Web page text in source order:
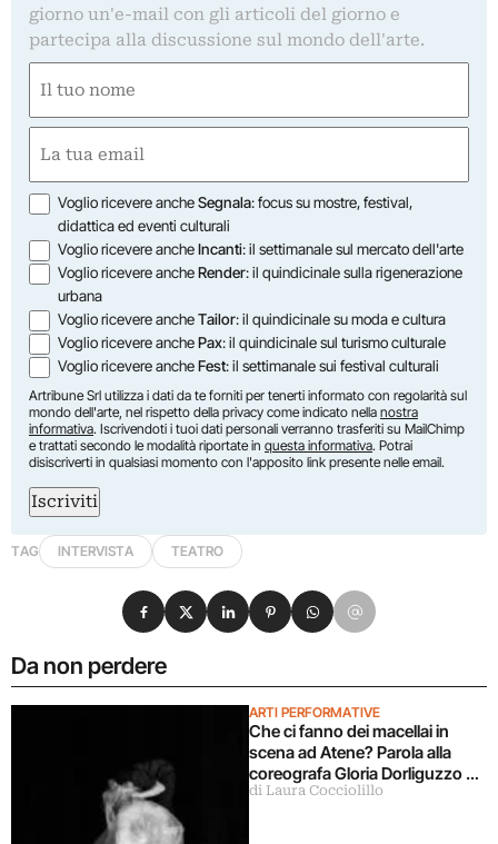
giorno un'e-mail con gli articoli del giorno e
partecipa alla discussione sul mondo dell'arte.
(Required)
First
(Required)
Opzioni
Voglio ricevere ancheSegnala: focus su mostre, festival,
didattica ed eventi culturali
Voglio ricevere ancheIncanti: il settimanale sul mercato dell'arte
Voglio ricevere ancheRender: il quindicinale sulla rigenerazione
urbana
Voglio ricevere ancheTailor: il quindicinale su moda e cultura
Voglio ricevere anchePax: il quindicinale sul turismo culturale
Voglio ricevere ancheFest: il settimanale sui festival culturali
Artribune Srl utilizza i dati da te forniti per tenerti informato con regolarità sul
mondo dell'arte, nel rispetto della privacy come indicato nella nostra
informativa. Iscrivendoti i tuoi dati personali verranno trasferiti su MailChimp
e trattati secondo le modalità riportate in questa informativa. Potrai
disiscriverti in qualsiasi momento con l'apposito link presente nelle email.
Iscriviti
TAG INTERVISTA TEATRO
Da non perdere
ARTI PERFORMATIVE
Che ci fanno dei macellai in
scena ad Atene? Parola alla
coreografa Gloria Dorliguzzo e
la storica Lucia Amara
di Laura Cocciolillo
Condividi su Facebook
Condividi su X
Condividi su LinkedIn
Condividi su Pinterest
Condividi su WhatsApp
Condividi su Email